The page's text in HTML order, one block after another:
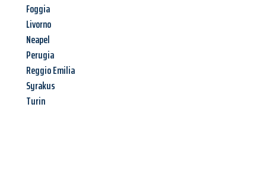
Foggia
Livorno
Neapel
Perugia
Reggio Emilia
Syrakus
Turin